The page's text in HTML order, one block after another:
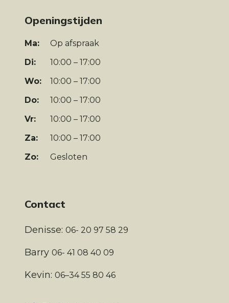
Openingstijden
Ma:
Op afspraak
Di:
10:00 – 17:00
Wo:
10:00 – 17:00
Do:
10:00 – 17:00
Vr:
10:00 – 17:00
Za:
10:00 – 17:00
Zo:
Gesloten
Contact
Denisse: 06- 20 97 58 29
Barry 06- 41 08 40 09
Kevin: 06–34 55 80 46